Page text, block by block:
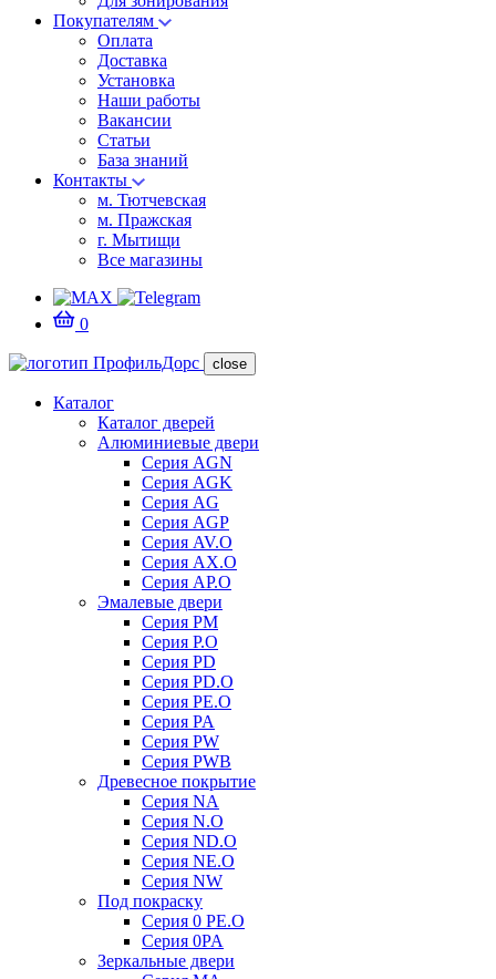
Покупателям
Оплата
Доставка
Установка
Наши работы
Вакансии
Статьи
База знаний
Контакты
м. Тютчевская
м. Пражская
г. Мытищи
Все магазины
0
close
Каталог
Каталог дверей
Алюминиевые двери
Серия AGN
Серия AGK
Серия AG
Серия AGP
Серия AV.O
Серия AX.O
Серия AP.O
Эмалевые двери
Серия PM
Серия P.O
Серия PD
Серия PD.O
Серия PE.O
Серия PA
Серия PW
Серия PWB
Древесное покрытие
Серия NA
Серия N.O
Серия ND.O
Серия NE.O
Серия NW
Под покраску
Серия 0 PE.O
Серия 0PA
Зеркальные двери